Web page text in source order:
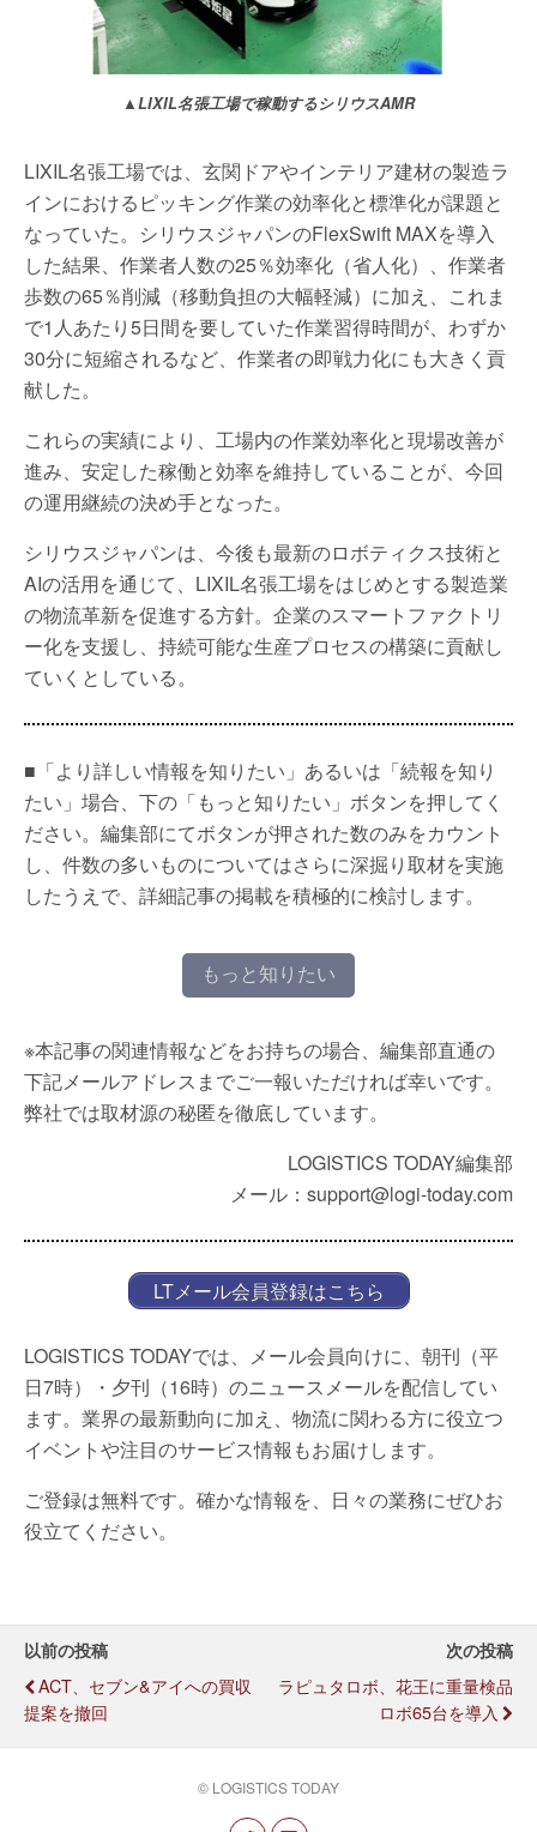
▲LIXIL名張工場で稼動するシリウスAMR
LIXIL名張工場では、玄関ドアやインテリア建材の製造ラ
インにおけるピッキング作業の効率化と標準化が課題と
なっていた。シリウスジャパンのFlexSwift MAXを導入
した結果、作業者人数の25％効率化（省人化）、作業者
歩数の65％削減（移動負担の大幅軽減）に加え、これま
で1人あたり5日間を要していた作業習得時間が、わずか
30分に短縮されるなど、作業者の即戦力化にも大きく貢
献した。
これらの実績により、工場内の作業効率化と現場改善が
進み、安定した稼働と効率を維持していることが、今回
の運用継続の決め手となった。
シリウスジャパンは、今後も最新のロボティクス技術と
AIの活用を通じて、LIXIL名張工場をはじめとする製造業
の物流革新を促進する方針。企業のスマートファクトリ
ー化を支援し、持続可能な生産プロセスの構築に貢献し
ていくとしている。
■「より詳しい情報を知りたい」あるいは「続報を知り
たい」場合、下の「もっと知りたい」ボタンを押してく
ださい。編集部にてボタンが押された数のみをカウント
し、件数の多いものについてはさらに深掘り取材を実施
したうえで、詳細記事の掲載を積極的に検討します。
もっと知りたい
※本記事の関連情報などをお持ちの場合、編集部直通の
下記メールアドレスまでご一報いただければ幸いです。
弊社では取材源の秘匿を徹底しています。
LOGISTICS TODAY編集部
メール：support@logi-today.com
LTメール会員登録はこちら
LOGISTICS TODAYでは、メール会員向けに、朝刊（平
日7時）・夕刊（16時）のニュースメールを配信してい
ます。業界の最新動向に加え、物流に関わる方に役立つ
イベントや注目のサービス情報もお届けします。
ご登録は無料です。確かな情報を、日々の業務にぜひお
役立てください。
以前の投稿
ACT、セブン&アイへの買収
提案を撤回
次の投稿
ラピュタロボ、花王に重量検品
ロボ65台を導入
© LOGISTICS TODAY